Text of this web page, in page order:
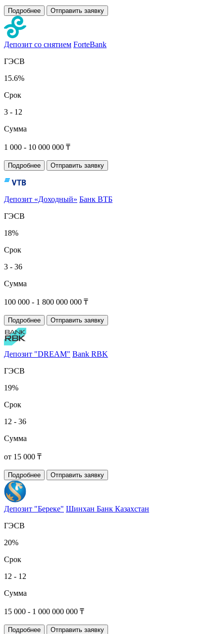
Подробнее Отправить заявку
Депозит со снятием ForteBank
ГЭСВ
15.6%
Срок
3 - 12
Сумма
1 000 - 10 000 000 ₸
Подробнее Отправить заявку
Депозит «Доходный» Банк ВТБ
ГЭСВ
18%
Срок
3 - 36
Сумма
100 000 - 1 800 000 000 ₸
Подробнее Отправить заявку
Депозит "DREAM" Bank RBK
ГЭСВ
19%
Срок
12 - 36
Сумма
от 15 000 ₸
Подробнее Отправить заявку
Депозит "Береке" Шинхан Банк Казахстан
ГЭСВ
20%
Срок
12 - 12
Сумма
15 000 - 1 000 000 000 ₸
Подробнее Отправить заявку